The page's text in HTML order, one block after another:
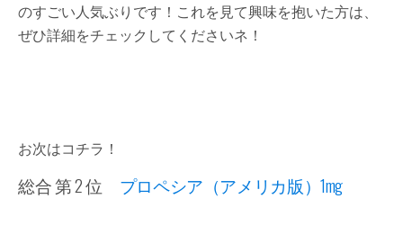
のすごい人気ぶりです！これを見て興味を抱いた方は、
ぜひ詳細をチェックしてくださいネ！
お次はコチラ！
総合 第 2 位 プロペシア（アメリカ版）1mg